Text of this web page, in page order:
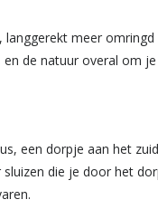
meer omringd
de natuur overal om je
een dorpje aan het
die je door het